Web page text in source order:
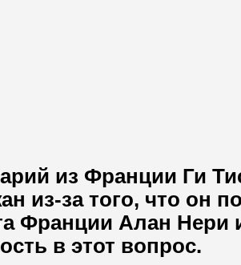
из Франции Ги
из-за того, что он
Франции Алан Нери
в этот вопрос.